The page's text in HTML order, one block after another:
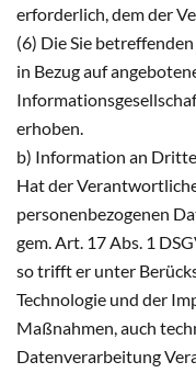
erforderlich, dem der
(6) Die Sie
in Bezug auf
erhoben.
b) Information an Dritte
Hat der
personenbezogenen
gem. Art. 17 Abs. 1
so trifft er unter
Technologie und der
Maßnahmen, auch
Datenverarbeitung